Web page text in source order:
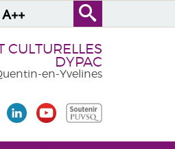
A++
DYPAC
en-Yvelines